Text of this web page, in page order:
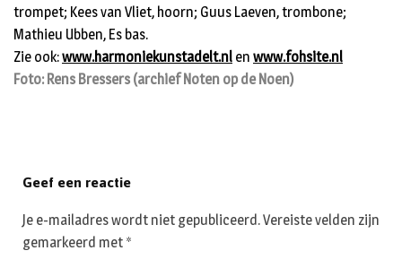
trompet; Kees van Vliet, hoorn; Guus Laeven, trombone;
Mathieu Ubben, Es bas.
Zie ook:www.harmoniekunstadelt.nl en www.fohsite.nl
Foto: Rens Bressers (archief Noten op de Noen)
Geef een reactie
Je e-mailadres wordt niet gepubliceerd.Vereiste velden zijn
gemarkeerd met *